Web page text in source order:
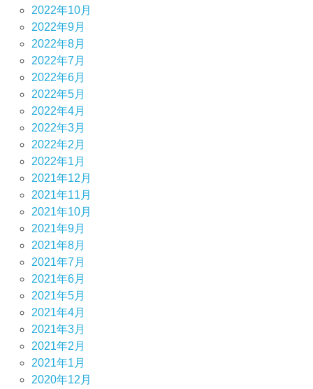
2022年10月
2022年9月
2022年8月
2022年7月
2022年6月
2022年5月
2022年4月
2022年3月
2022年2月
2022年1月
2021年12月
2021年11月
2021年10月
2021年9月
2021年8月
2021年7月
2021年6月
2021年5月
2021年4月
2021年3月
2021年2月
2021年1月
2020年12月